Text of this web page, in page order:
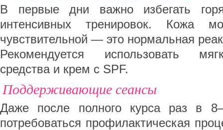
В первые дни важно избегать
интенсивных тренировок. Кожа
чувствительной — это нормальная
Рекомендуется использовать
средства и крем с SPF.
Поддерживающие сеансы
Даже после полного курса раз в
потребоваться профилактическая